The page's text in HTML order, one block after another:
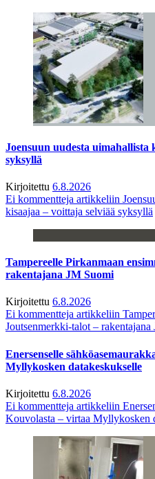
Joensuun uudesta uimahallista
syksyllä
Kirjoitettu 6.8.2026
Ei kommentteja artikkeliin
kisaajaa – voittaja selviää syksyllä
Tampereelle Pirkanmaan
rakentajana JM Suomi
Kirjoitettu 6.8.2026
Ei kommentteja artikkeliin
Joutsenmerkki-talot – rakentajana
Enersenselle
Myllykosken datakeskukselle
Kirjoitettu 6.8.2026
Ei kommentteja artikkeliin
Kouvolasta – virtaa Myllykosken